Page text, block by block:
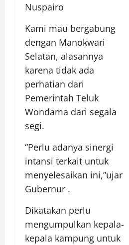
Nuspairo
Kami mau bergabung
dengan Manokwari
Selatan, alasannya
karena tidak ada
perhatian dari
Pemerintah Teluk
Wondama dari segala
segi.
“Perlu adanya sinergi
intansi terkait untuk
menyelesaikan ini,”ujar
Gubernur .
Dikatakan perlu
mengumpulkan kepala-
kepala kampung untuk